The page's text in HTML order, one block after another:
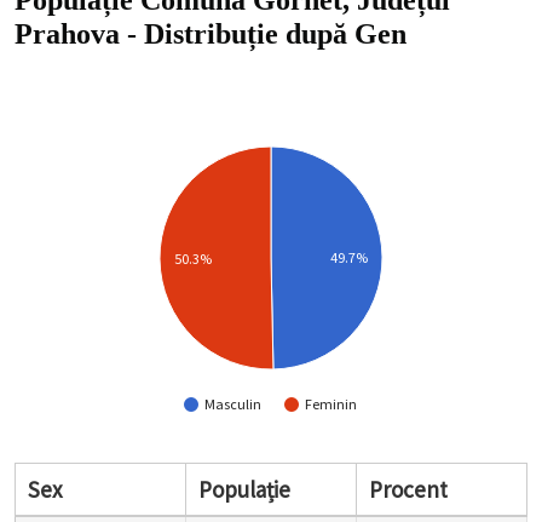
Prahova - Distribuție după Gen
Masculin Feminin
49.7%
50.3%
Sex Populație
Procent